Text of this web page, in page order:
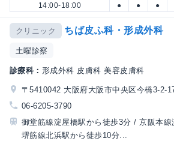
14:00-18:00
● ● ●
クリニック ちば皮ふ科・形成外科
土曜診察
診療科： 形成外科 皮膚科 美容皮膚科
〒5410042 大阪府大阪市中央区今橋3-2-
06-6205-3790
御堂筋線淀屋橋駅から徒歩3分 / 京阪本
堺筋線北浜駅から徒歩10分...